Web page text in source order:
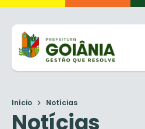
Início Notícias
Notícias